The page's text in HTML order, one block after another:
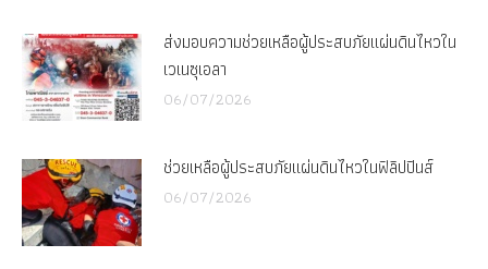
ส่งมอบความช่วยเหลือผู้ประสบภัยแผ่นดินไหวใน
เวเนซุเอลา
06/07/2026
ช่วยเหลือผู้ประสบภัยแผ่นดินไหวในฟิลิปปินส์
06/07/2026